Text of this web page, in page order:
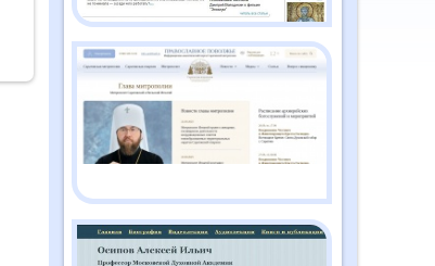
Православный дайджест
"Душа" №2 (186)
февраль 2026
Православный дайджест
"Душа" №1 (185) январь
Православный дайджест
"Душа" №12 (184)
декабрь 2025